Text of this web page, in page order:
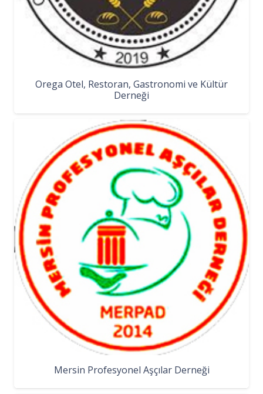
Orega Otel, Restoran, Gastronomi ve Kültür
Derneği
Mersin Profesyonel Aşçılar Derneği